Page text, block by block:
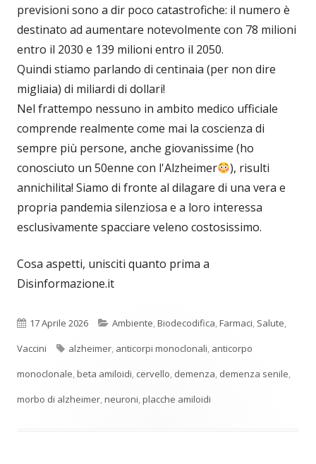
previsioni sono a dir poco catastrofiche: il numero è
destinato ad aumentare notevolmente con 78 milioni
entro il 2030 e 139 milioni entro il 2050.
Quindi stiamo parlando di centinaia (per non dire
migliaia) di miliardi di dollari!
Nel frattempo nessuno in ambito medico ufficiale
comprende realmente come mai la coscienza di
sempre più persone, anche giovanissime (ho
conosciuto un 50enne con l'Alzheimer
), risulti
annichilita! Siamo di fronte al dilagare di una vera e
propria pandemia silenziosa e a loro interessa
esclusivamente spacciare veleno costosissimo.
Cosa aspetti, unisciti quanto prima a
Disinformazione.it
Pubblicato
17 Aprile 2026 Categorie
Ambiente,Biodecodifica,Farmaci, Salute,
Vaccini
Tag
alzheimer, anticorpi monoclonali, anticorpo
monoclonale,beta amiloidi, cervello, demenza, demenza senile,
morbo di alzheimer,neuroni,placche amiloidi